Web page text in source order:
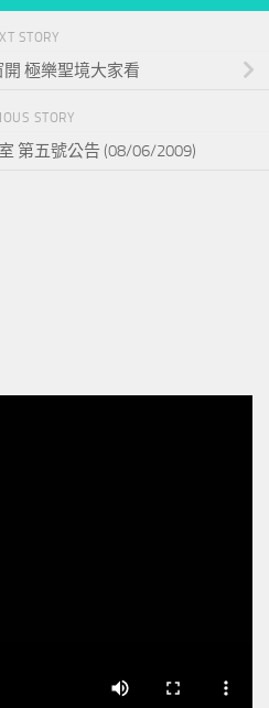
STORY
極樂聖境大家看
STORY
第五號公告 (08/06/2009)